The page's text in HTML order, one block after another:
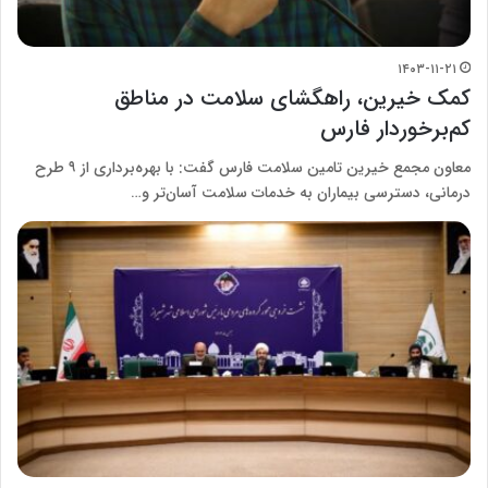
۱۴۰۳-۱۱-۲۱
کمک خیرین، راهگشای سلامت در مناطق
کم‌برخوردار فارس
معاون مجمع خیرین تامین سلامت فارس گفت: با بهره‌برداری از ۹ طرح
درمانی، دسترسی بیماران به خدمات سلامت آسان‌تر و…